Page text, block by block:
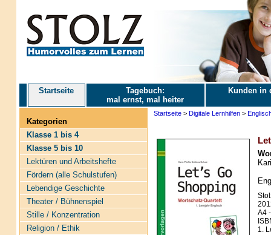
Startseite
Tagebuch:
mal ernst, mal heiter
Kunden in
Kategorien
Klasse 1 bis 4
Klasse 5 bis 10
Lektüren und Arbeitshefte
Fördern (alle Schulstufen)
Lebendige Geschichte
Theater / Bühnenspiel
Stille / Konzentration
Religion / Ethik
Startseite> Digitale Lernhilfen>
A4
1.